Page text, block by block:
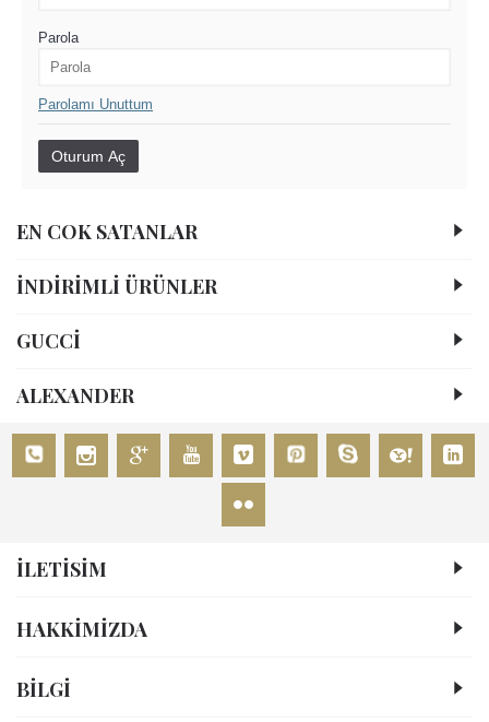
Parola
Parolamı Unuttum
EN COK SATANLAR
İNDİRİMLİ ÜRÜNLER
GUCCİ
ALEXANDER
İLETİSİM
HAKKIMIZDA
BİLGİ